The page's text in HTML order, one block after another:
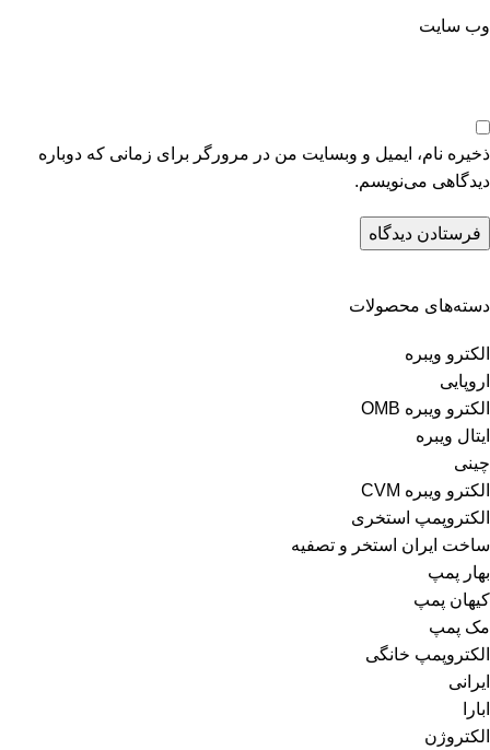
وب‌ سایت
ذخیره نام، ایمیل و وبسایت من در مرورگر برای زمانی که دوباره
دیدگاهی می‌نویسم.
دسته‌های محصولات
الکترو ویبره
اروپایی
الکترو ویبره OMB
ایتال ویبره
چینی
الکترو ویبره CVM
الکتروپمپ استخری
ساخت ایران استخر و تصفیه
بهار پمپ
کیهان پمپ
مک پمپ
الکتروپمپ خانگی
ایرانی
ابارا
الکتروژن